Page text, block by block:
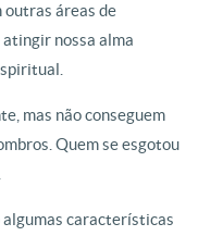
outras áreas de
nossa alma
mas não conseguem
Quem se esgotou
características